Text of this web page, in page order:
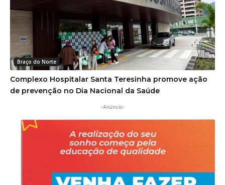
Braço do Norte
Complexo Hospitalar Santa Teresinha promove ação
de prevenção no Dia Nacional da Saúde
-Anúncio-